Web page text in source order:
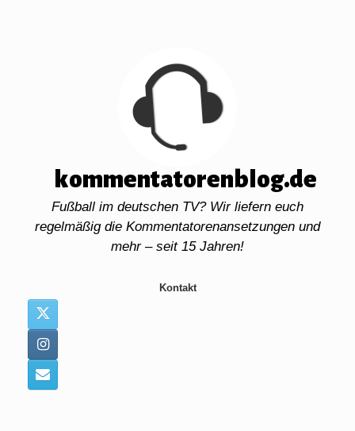
kommentatorenblog.de
Fußball im deutschen TV? Wir liefern euch
regelmäßig die Kommentatorenansetzungen und
mehr – seit 15 Jahren!
Kontakt